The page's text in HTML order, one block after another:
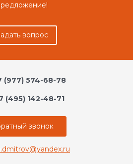
вопрос
(977) 574-68-78
(495) 142-48-71
звонок